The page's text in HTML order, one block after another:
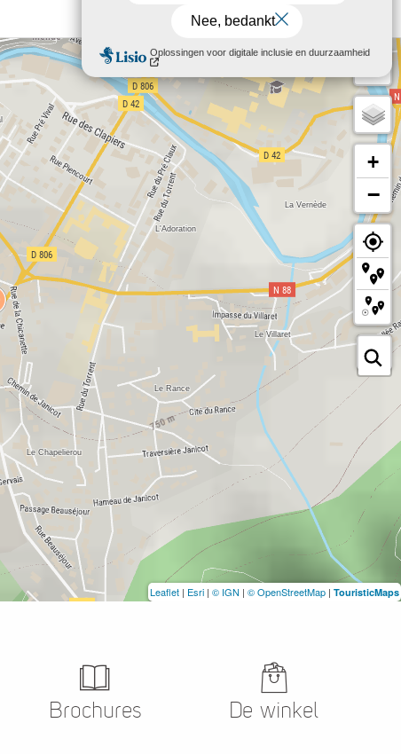
+
−
Leaflet | Esri | © IGN | © OpenStreetMap | TouristicMaps
Brochures De winkel